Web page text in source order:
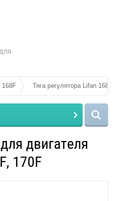
168F Тяга регулятора Lifan
двигателя
170F